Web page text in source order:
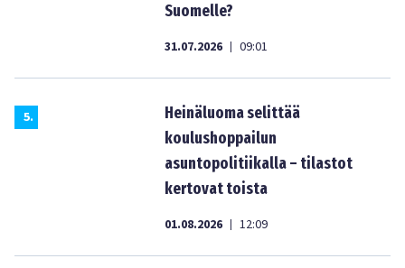
Suomelle?
31.07.2026 | 09:01
5.
Heinäluoma selittää
koulushoppailun
asuntopolitiikalla – tilastot
kertovat toista
01.08.2026 | 12:09